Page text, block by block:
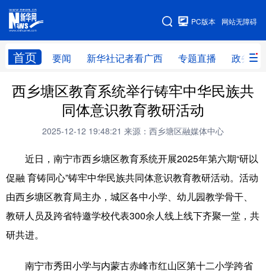
网站无障碍
PC版本
首页 要闻 新华社记者看广西 专题直播 政务信
网站地图
广西频道
新华社记者 专题直播
新华网导航
学习进行时 高层 时政 人事
国际
台湾 思客智库 全球连线 教育
西乡塘区教育系统举行铸牢中华民族共
同体意识教育教研活动
2025-12-12 19:48:21 来源：西乡塘区融媒体中心
近日，南宁市西乡塘区教育系统开展2025年第六期“研以
促融 育铸同心”铸牢中华民族共同体意识教育教研活动。活动
由西乡塘区教育局主办，城区各中小学、幼儿园教学骨干、
教研人员及跨省特邀学校代表300余人线上线下齐聚一堂，共
研共进。
南宁市秀田小学与内蒙古赤峰市红山区第十二小学跨省